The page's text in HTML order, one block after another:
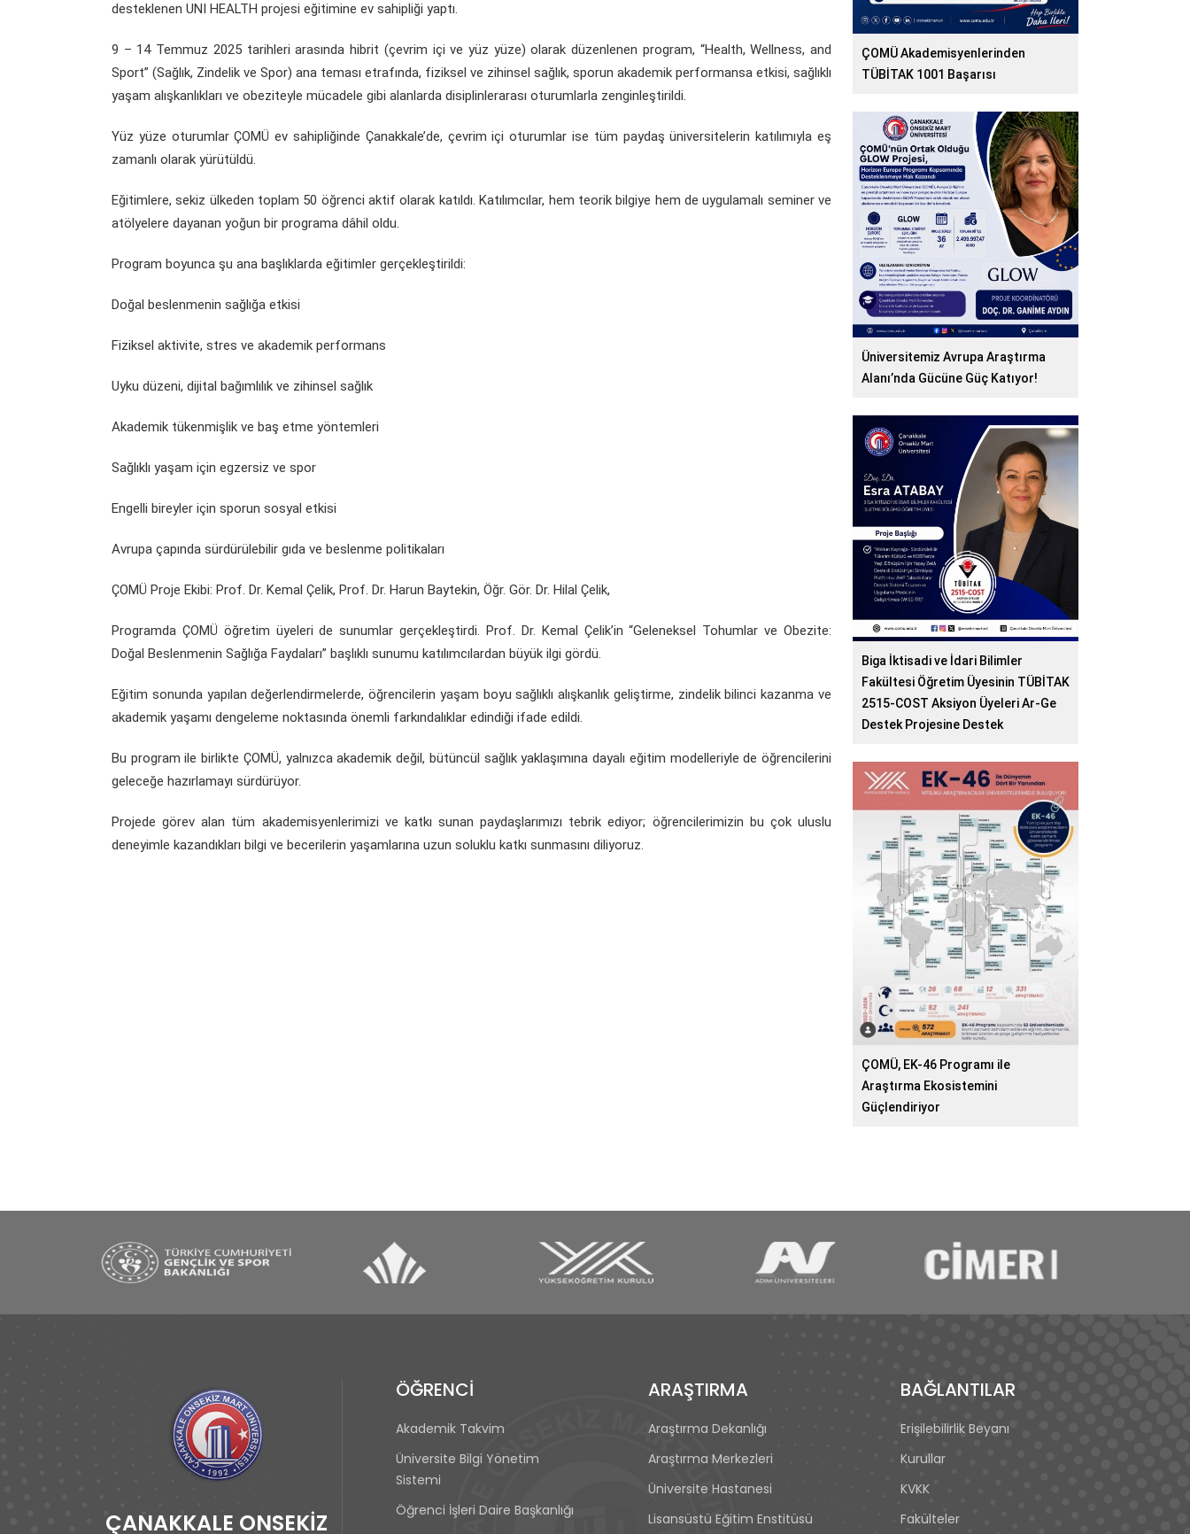
desteklenen UNI HEALTH projesi eğitimine ev sahipliği yaptı.
9 – 14 Temmuz 2025 tarihleri arasında hibrit (çevrim içi ve yüz yüze) olarak düzenlenen program, “Health, Wellness, and
Sport” (Sağlık, Zindelik ve Spor) ana teması etrafında, fiziksel ve zihinsel sağlık, sporun akademik performansa etkisi, sağlıklı
yaşam alışkanlıkları ve obeziteyle mücadele gibi alanlarda disiplinlerarası oturumlarla zenginleştirildi.
Yüz yüze oturumlar ÇOMÜ ev sahipliğinde Çanakkale’de, çevrim içi oturumlar ise tüm paydaş üniversitelerin katılımıyla eş
zamanlı olarak yürütüldü.
Eğitimlere, sekiz ülkeden toplam 50 öğrenci aktif olarak katıldı. Katılımcılar, hem teorik bilgiye hem de uygulamalı seminer ve
atölyelere dayanan yoğun bir programa dâhil oldu.
Program boyunca şu ana başlıklarda eğitimler gerçekleştirildi:
Doğal beslenmenin sağlığa etkisi
Fiziksel aktivite, stres ve akademik performans
Uyku düzeni, dijital bağımlılık ve zihinsel sağlık
Akademik tükenmişlik ve baş etme yöntemleri
Sağlıklı yaşam için egzersiz ve spor
Engelli bireyler için sporun sosyal etkisi
Avrupa çapında sürdürülebilir gıda ve beslenme politikaları
ÇOMÜ Proje Ekibi: Prof. Dr. Kemal Çelik, Prof. Dr. Harun Baytekin, Öğr. Gör. Dr. Hilal Çelik,
Programda ÇOMÜ öğretim üyeleri de sunumlar gerçekleştirdi. Prof. Dr. Kemal Çelik’in “Geleneksel Tohumlar ve Obezite:
Doğal Beslenmenin Sağlığa Faydaları” başlıklı sunumu katılımcılardan büyük ilgi gördü.
Eğitim sonunda yapılan değerlendirmelerde, öğrencilerin yaşam boyu sağlıklı alışkanlık geliştirme, zindelik bilinci kazanma ve
akademik yaşamı dengeleme noktasında önemli farkındalıklar edindiği ifade edildi.
Bu program ile birlikte ÇOMÜ, yalnızca akademik değil, bütüncül sağlık yaklaşımına dayalı eğitim modelleriyle de öğrencilerini
geleceğe hazırlamayı sürdürüyor.
Projede görev alan tüm akademisyenlerimizi ve katkı sunan paydaşlarımızı tebrik ediyor; öğrencilerimizin bu çok uluslu
deneyimle kazandıkları bilgi ve becerilerin yaşamlarına uzun soluklu katkı sunmasını diliyoruz.
ÇOMÜ Akademisyenlerinden
TÜBİTAK 1001 Başarısı
Üniversitemiz Avrupa Araştırma
Alanı’nda Gücüne Güç Katıyor!
Biga İktisadi ve İdari Bilimler
Fakültesi Öğretim Üyesinin TÜBİTAK
2515-COST Aksiyon Üyeleri Ar-Ge
Destek Projesine Destek
ÇOMÜ, EK-46 Programı ile
Araştırma Ekosistemini
Güçlendiriyor
ÇANAKKALE ONSEKİZ
ÖĞRENCİ
Akademik Takvim
Üniversite Bilgi Yönetim
Sistemi
Öğrenci İşleri Daire Başkanlığı
ARAŞTIRMA
Araştırma Dekanlığı
Araştırma Merkezleri
Üniversite Hastanesi
Lisansüstü Eğitim Enstitüsü
BAĞLANTILAR
Erişilebilirlik Beyanı
Kurullar
KVKK
Fakülteler